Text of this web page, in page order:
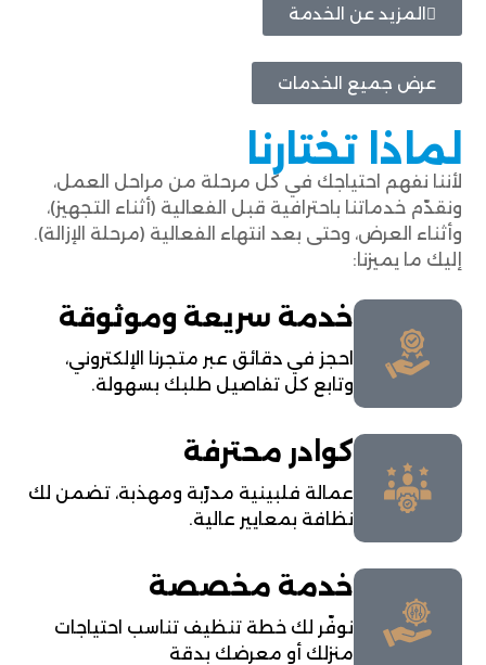
المزيد عن الخدمة
عرض جميع الخدمات
لماذا تختارنا
لأننا نفهم احتياجك في كل مرحلة من مراحل العمل،
ونقدّم خدماتنا باحترافية قبل الفعالية (أثناء التجهيز)،
وأثناء العرض، وحتى بعد انتهاء الفعالية (مرحلة الإزالة).
إليك ما يميزنا:
خدمة سريعة وموثوقة
احجز في دقائق عبر متجرنا الإلكتروني،
وتابع كل تفاصيل طلبك بسهولة.
كوادر محترفة
عمالة فلبينية مدرّبة ومهذبة، تضمن لك
نظافة بمعايير عالية.
خدمة مخصصة
نوفّر لك خطة تنظيف تناسب احتياجات
منزلك أو معرضك بدقة